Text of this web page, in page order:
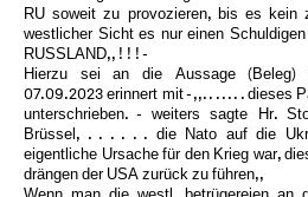
RU soweit zu provozieren, bis es kein
westlicher Sicht es nur einen
RUSSLAND,, ! ! ! -
Hierzu sei an die Aussage (Beleg)
07.09.2023 erinnert mit - ,,. . . . . . . dieses
unterschrieben. - weiters sagte Hr.
Brüssel, . . . . . . die Nato auf die
eigentliche Ursache für den Krieg war,
drängen der USA zurück zu führen,,